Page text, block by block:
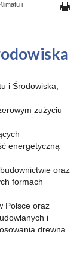
i
i Środowiska,
zużyciu
energetyczną
oraz
formach
Polsce oraz
i
drewna